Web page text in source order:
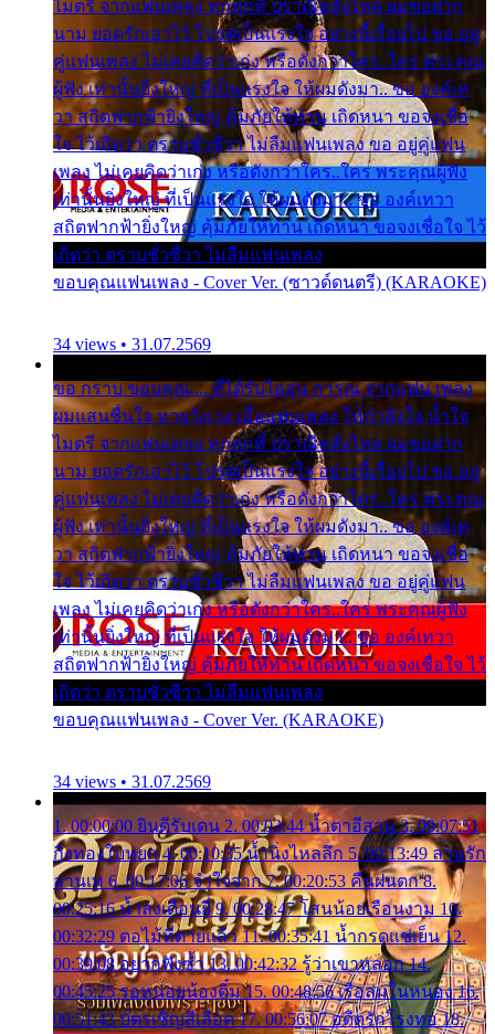
ไมตรี จากแฟนเพลง ทุกทุกที่ ปราณีหลั่งไหล ผมขอฝาก
นาม ยอดรักเอาไว้ โปรดเป็นแรงใจ อย่างนี้เรื่อยไป ขอ อยู่
คู่แฟนเพลง ไม่เคยคิดว่าเก่ง หรือดังกว่าใคร..ใคร พระคุณ
ผู้ฟัง เท่านั้นยิ่งใหญ่ ที่เป็นแรงใจ ให้ผมดังมา.. ขอ องค์เท
วา สถิตฟากฟ้ายิ่งใหญ่ คุ้มภัยให้ท่าน เถิดหนา ขอจงเชื่อ
ใจ ไว้เถิดว่า ตราบชั่วชีวา ไม่ลืมแฟนเพลง ขอ อยู่คู่แฟน
เพลง ไม่เคยคิดว่าเก่ง หรือดังกว่าใคร..ใคร พระคุณผู้ฟัง
เท่านั้นยิ่งใหญ่ ที่เป็นแรงใจ ให้ผมดังมา.. ขอ องค์เทวา
สถิตฟากฟ้ายิ่งใหญ่ คุ้มภัยให้ท่าน เถิดหนา ขอจงเชื่อใจ ไว้
เถิดว่า ตราบชั่วชีวา ไม่ลืมแฟนเพลง
ขอบคุณแฟนเพลง - Cover Ver. (ซาวด์ดนตรี) (KARAOKE)
34 views • 31.07.2569
ขอ กราบ ขอบคุณ.... ที่ได้รับไออุ่น การุณ จากแฟน เพลง
ผมแสนชื่นใจ หายวังเวง เมื่อแฟนเพลง ให้กำลังใจ น้ำใจ
ไมตรี จากแฟนเพลง ทุกทุกที่ ปราณีหลั่งไหล ผมขอฝาก
นาม ยอดรักเอาไว้ โปรดเป็นแรงใจ อย่างนี้เรื่อยไป ขอ อยู่
คู่แฟนเพลง ไม่เคยคิดว่าเก่ง หรือดังกว่าใคร..ใคร พระคุณ
ผู้ฟัง เท่านั้นยิ่งใหญ่ ที่เป็นแรงใจ ให้ผมดังมา.. ขอ องค์เท
วา สถิตฟากฟ้ายิ่งใหญ่ คุ้มภัยให้ท่าน เถิดหนา ขอจงเชื่อ
ใจ ไว้เถิดว่า ตราบชั่วชีวา ไม่ลืมแฟนเพลง ขอ อยู่คู่แฟน
เพลง ไม่เคยคิดว่าเก่ง หรือดังกว่าใคร..ใคร พระคุณผู้ฟัง
เท่านั้นยิ่งใหญ่ ที่เป็นแรงใจ ให้ผมดังมา.. ขอ องค์เทวา
สถิตฟากฟ้ายิ่งใหญ่ คุ้มภัยให้ท่าน เถิดหนา ขอจงเชื่อใจ ไว้
เถิดว่า ตราบชั่วชีวา ไม่ลืมแฟนเพลง
ขอบคุณแฟนเพลง - Cover Ver. (KARAOKE)
34 views • 31.07.2569
1. 00:00:00 ยินดีรับเดน 2. 00:03:44 น้ำตาอีสาน 3. 00:07:51
กิ่งทองใบหยก 4. 00:10:35 น้ำนิ่งไหลลึก 5. 00:13:49 ลานรัก
ลานเท 6. 00:17:06 จำใจจาก 7. 00:20:53 คืนฝนตก 8.
00:25:16 น้ำลงเดือนยี่ 9. 00:28:47 โสนน้อยเรือนงาม 10.
00:32:29 ตอไม้ที่ตายแล้ว 11. 00:35:41 น้ำกรดแช่เย็น 12.
00:39:08 อยากฟังซ้ำ 13. 00:42:32 รู้ว่าเขาหลอก 14.
00:45:25 รอหน่อยน้องติ๋ม 15. 00:48:56 เรือล่มในหนอง 16.
00:51:43 บัตรเชิญสีเลือด 17. 00:56:07 อดีตรักโรงทอ 18.